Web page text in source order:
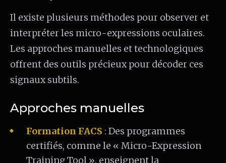
Il existe plusieurs méthodes pour observer et
interpréter les micro-expressions oculaires.
Les approches manuelles et technologiques
offrent des outils précieux pour décoder ces
signaux subtils.
Approches manuelles
Formation FACS : Des programmes
certifiés, comme le « Micro-Expression
Training Tool », enseignent la